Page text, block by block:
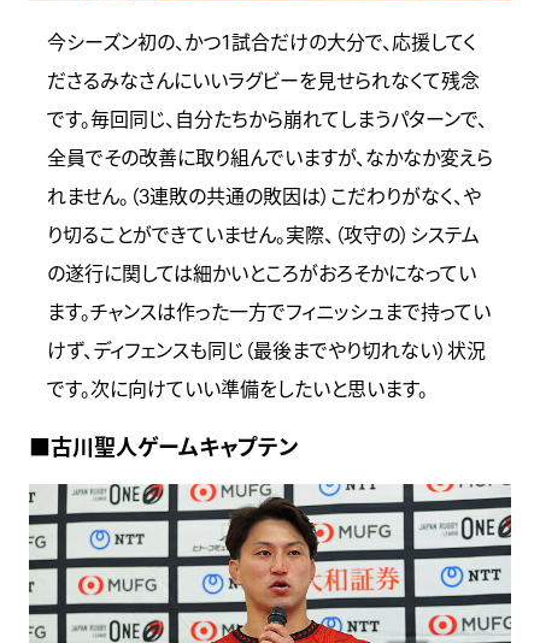
今シーズン初の、かつ1試合だけの大分で、応援してく
ださるみなさんにいいラグビーを見せられなくて残念
です。毎回同じ、自分たちから崩れてしまうパターンで、
全員でその改善に取り組んでいますが、なかなか変えら
れません。（3連敗の共通の敗因は）こだわりがなく、や
り切ることができていません。実際、（攻守の）システム
の遂行に関しては細かいところがおろそかになってい
ます。チャンスは作った一方でフィニッシュまで持ってい
けず、ディフェンスも同じ（最後までやり切れない）状況
です。次に向けていい準備をしたいと思います。
■古川聖人ゲームキャプテン